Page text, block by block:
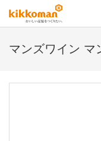
マンズワイン マ